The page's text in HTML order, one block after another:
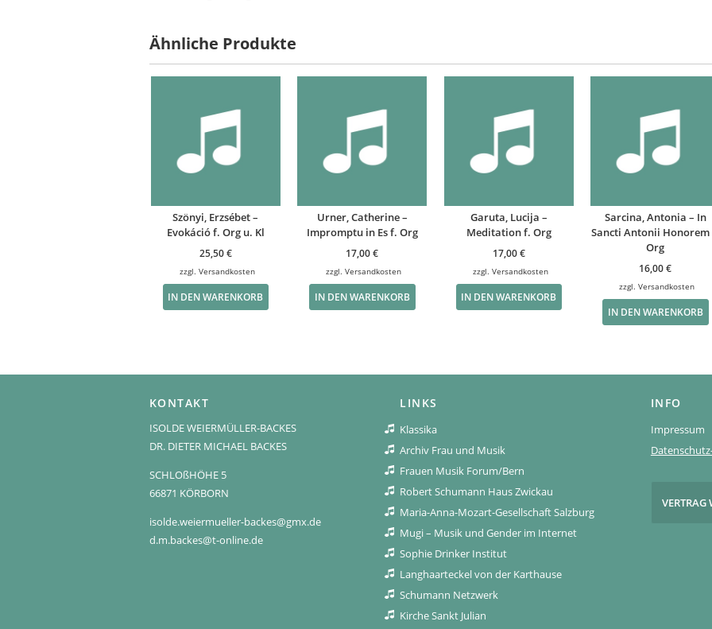
Ähnliche Produkte
Szönyi, Erzsébet –
Evokáció f. Org u. Kl
25,50€
zzgl. Versandkosten
IN DEN WARENKORB
Urner, Catherine –
Impromptu in Es f. Org
17,00€
zzgl.Versandkosten
IN DEN WARENKORB
Garuta, Lucija –
Meditation f. Org
17,00€
zzgl. Versandkosten
IN DEN WARENKORB
Sarcina, Antonia – In
Sancti Antonii
Org
16,00€
zzgl.Versandkosten
IN DEN WARENKORB
KONTAKT
ISOLDE WEIERMÜLLER-BACKES
DR. DIETER MICHAEL BACKES
SCHLOßHÖHE 5
66871 KÖRBORN
isolde.weiermueller-backes@gmx.de
d.m.backes@t-online.de
LINKS
Klassika
Archiv Frau und Musik
Frauen Musik Forum/Bern
Robert Schumann Haus Zwickau
Maria-Anna-Mozart-Gesellschaft Salzburg
Mugi – Musik und Gender im Internet
Sophie Drinker Institut
Langhaarteckel von der Karthause
Schumann Netzwerk
Kirche Sankt Julian
INFO
Impressum
VERTRAG